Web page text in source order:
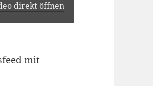
direkt öffnen
mit